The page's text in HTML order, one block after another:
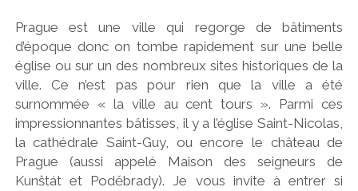
Prague est une ville qui regorge de bâtiments
d’époque donc on tombe rapidement sur une belle
église ou sur un des nombreux sites historiques de la
ville. Ce n’est pas pour rien que la ville a été
surnommée « la ville au cent tours ». Parmi ces
impressionnantes bâtisses, il y a l’église Saint-Nicolas,
la cathédrale Saint-Guy, ou encore le château de
Prague (aussi appelé Maison des seigneurs de
Kunštát et Poděbrady). Je vous invite à entrer si